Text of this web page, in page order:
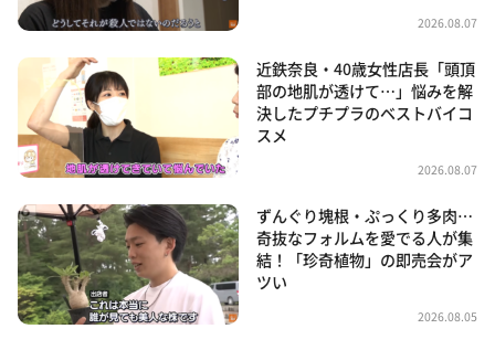
2026.08.07
近鉄奈良・40歳女性店長「頭頂
部の地肌が透けて…」悩みを解
決したプチプラのベストバイコ
スメ
2026.08.07
ずんぐり塊根・ぷっくり多肉…
奇抜なフォルムを愛でる人が集
結！「珍奇植物」の即売会がア
ツい
2026.08.05